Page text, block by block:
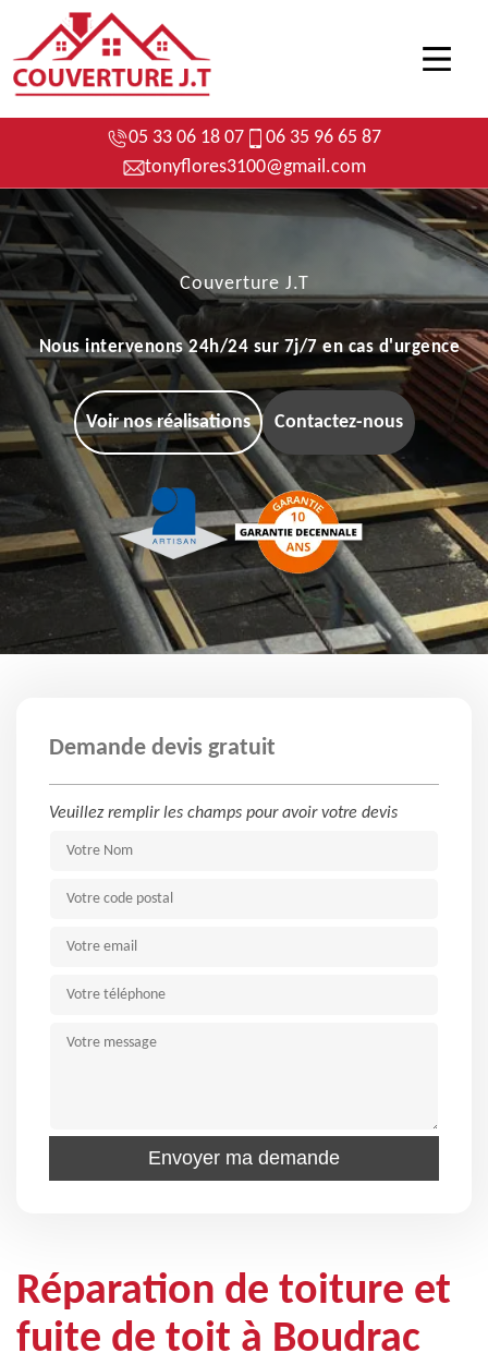
05 33 06 18 07
06 35 96 65 87
tonyflores3100@gmail.com
Couverture J.T
Nous intervenons 24h/24 sur 7j/7 en cas d'urgence
Voir nos réalisations Contactez-nous
Demande devis gratuit
Veuillez remplir les champs pour avoir votre devis
Réparation de toiture et
fuite de toit à Boudrac